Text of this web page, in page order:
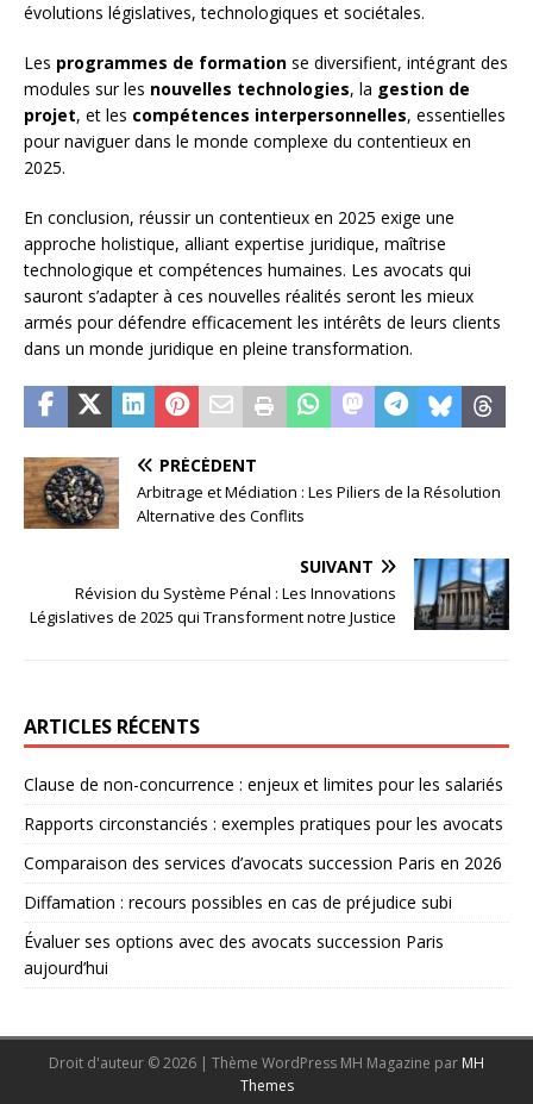
évolutions législatives, technologiques et sociétales.
Les programmes de formation se diversifient, intégrant des
modules sur les nouvelles technologies, la gestion de
projet, et les compétences interpersonnelles, essentielles
pour naviguer dans le monde complexe du contentieux en
2025.
En conclusion, réussir un contentieux en 2025 exige une
approche holistique, alliant expertise juridique, maîtrise
technologique et compétences humaines. Les avocats qui
sauront s’adapter à ces nouvelles réalités seront les mieux
armés pour défendre efficacement les intérêts de leurs clients
dans un monde juridique en pleine transformation.
PRÉCÉDENT
Arbitrage et Médiation : Les Piliers de la Résolution
Alternative des Conflits
SUIVANT
Révision du Système Pénal : Les Innovations
Législatives de 2025 qui Transforment notre Justice
ARTICLES RÉCENTS
Clause de non-concurrence : enjeux et limites pour les salariés
Rapports circonstanciés : exemples pratiques pour les avocats
Comparaison des services d’avocats succession Paris en 2026
Diffamation : recours possibles en cas de préjudice subi
Évaluer ses options avec des avocats succession Paris
aujourd’hui
Droit d'auteur © 2026 | Thème WordPress MH Magazine par MH
Themes